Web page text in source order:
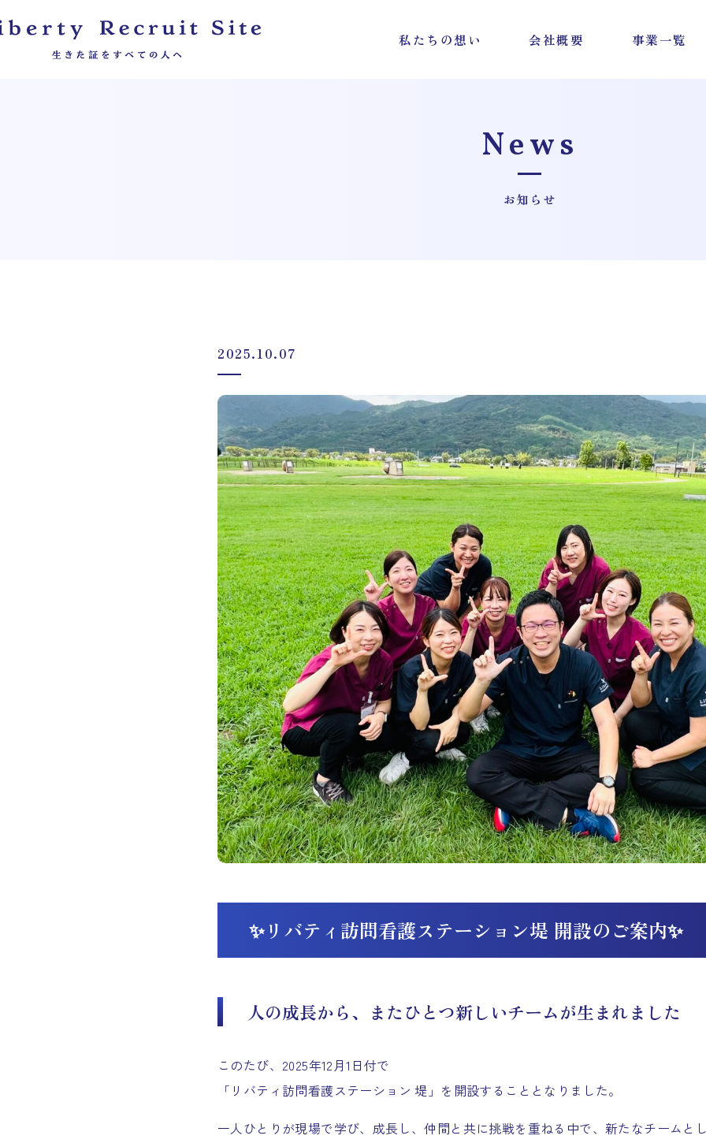
私たちの想い 会社概要 事業一覧
News
お知らせ
2025.10.07
✨リバティ訪問看護ステーション堤 開設のご案内✨
人の成長から、またひとつ新しいチームが生まれました
このたび、2025年12月1日付で
「リバティ訪問看護ステーション 堤」を開設することとなりました。
一人ひとりが現場で学び、成長し、仲間と共に挑戦を重ねる中で、新たなチームと